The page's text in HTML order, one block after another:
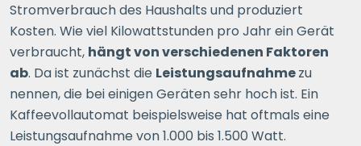
Stromverbrauch des Haushalts und produziert
Kosten. Wie viel Kilowattstunden pro Jahr ein Gerät
verbraucht, hängt von verschiedenen Faktoren
ab. Da ist zunächst die Leistungsaufnahmezu
nennen, die bei einigen Geräten sehr hoch ist. Ein
Kaffeevollautomat beispielsweise hat oftmals eine
Leistungsaufnahme von 1.000 bis 1.500 Watt.